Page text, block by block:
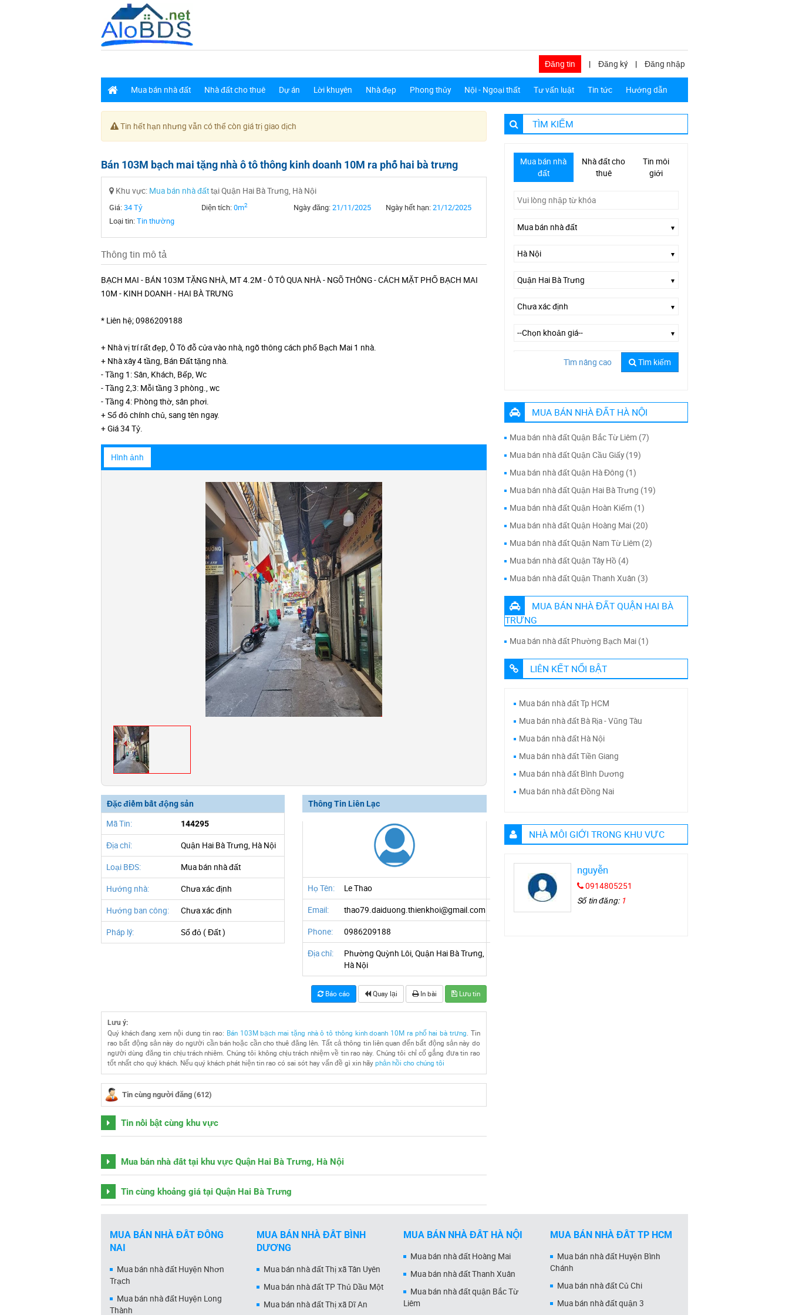
Đăng tin | Đăng ký | Đăng nhập
Mua bán nhà đất Nhà đất cho thuê Dự án Lời khuyên Nhà đẹp Phong thủy Nội - Ngoại thất Tư vấn luật Tin tức Hướng dẫn
Tin hết hạn nhưng vẫn có thể còn giá trị giao dịch
Bán 103M bạch mai tặng nhà ô tô thông kinh doanh 10M ra phố hai bà trưng
Khu vực: Mua bán nhà đấttại Quận Hai Bà Trưng, Hà Nội
Giá:34 Tỷ Diện tích:0m2 Ngày đăng:21/11/2025 Ngày hết hạn:21/12/2025
Loại tin:Tin thường
Thông tin mô tả
BẠCH MAI - BÁN 103M TẶNG NHÀ, MT 4.2M - Ô TÔ QUA NHÀ - NGÕ THÔNG - CÁCH MẶT PHỐ BẠCH MAI
10M - KINH DOANH - HAI BÀ TRƯNG
* Liên hệ; 0986209188
+ Nhà vị trí rất đẹp, Ô Tô đỗ cửa vào nhà, ngõ thông cách phố Bạch Mai 1 nhà.
+ Nhà xây 4 tầng, Bán Đất tặng nhà.
- Tầng 1: Sân, Khách, Bếp, Wc
- Tầng 2,3: Mỗi tầng 3 phòng., wc
- Tầng 4: Phòng thờ, sân phơi.
+ Sổ đỏ chính chủ, sang tên ngay.
+ Giá 34 Tỷ.
Hình ảnh
Đặc điểm bất động sản
Mã Tin: 144295
Địa chỉ: Quận Hai Bà Trưng, Hà Nội
Loại BĐS: Mua bán nhà đất
Hướng nhà: Chưa xác định
Hướng ban công: Chưa xác định
Pháp lý: Sổ đỏ ( Đất )
Thông Tin Liên Lạc
Họ Tên: Le Thao
Email: thao79.daiduong.thienkhoi@gmail.com
Phone: 0986209188
Địa chỉ:
Phường Quỳnh Lôi, Quận Hai Bà Trưng,
Hà Nội
Báo cáo Quay lại In bài Lưu tin
Lưu ý:
Quý khách đang xem nội dung tin rao: Bán 103M bạch mai tặng nhà ô tô thông kinh doanh 10M ra phố hai bà trưng. Tin
rao bất động sản này do người cần bán hoặc cần cho thuê đăng lên. Tất cả thông tin liên quan đến bất động sản này do
người dùng đăng tin chịu trách nhiêm. Chúng tôi không chịu trách nhiệm về tin rao này. Chúng tôi chỉ cố gắng đưa tin rao
tốt nhất cho quý khách. Nếu quý khách phát hiện tin rao có sai sót hay vấn đề gì xin hãy phản hồi cho chúng tôi
Tin cùng người đăng (612)
Tin nổi bật cùng khu vực
Mua bán nhà đất tại khu vực Quận Hai Bà Trưng, Hà Nội
Tin cùng khoảng giá tại Quận Hai Bà Trưng
TÌM KIẾM
Mua bán nhà
đất
Nhà đất cho
thuê
Tin môi
giới
Tìm nâng cao Tìm kiếm
MUA BÁN NHÀ ĐẤT HÀ NỘI
Mua bán nhà đất Quận Bắc Từ Liêm (7)
Mua bán nhà đất Quận Cầu Giấy (19)
Mua bán nhà đất Quận Hà Đông (1)
Mua bán nhà đất Quận Hai Bà Trưng (19)
Mua bán nhà đất Quận Hoàn Kiếm (1)
Mua bán nhà đất Quận Hoàng Mai (20)
Mua bán nhà đất Quận Nam Từ Liêm (2)
Mua bán nhà đất Quận Tây Hồ (4)
Mua bán nhà đất Quận Thanh Xuân (3)
MUA BÁN NHÀ ĐẤT QUẬN HAI BÀ
TRƯNG
Mua bán nhà đất Phường Bạch Mai (1)
LIÊN KẾT NỔI BẬT
Mua bán nhà đất Tp HCM
Mua bán nhà đất Bà Rịa - Vũng Tàu
Mua bán nhà đất Hà Nội
Mua bán nhà đất Tiền Giang
Mua bán nhà đất Bình Dương
Mua bán nhà đất Đồng Nai
NHÀ MÔI GIỚI TRONG KHU VỰC
nguyễn
0914805251
Số tin đăng: 1
MUA BÁN NHÀ ĐẤT ĐỒNG
NAI
Mua bán nhà đất Huyện Nhơn
Trạch
Mua bán nhà đất Huyện Long
Thành
MUA BÁN NHÀ ĐẤT BÌNH
DƯƠNG
Mua bán nhà đất Thị xã Tân Uyên
Mua bán nhà đất TP Thủ Dầu Một
Mua bán nhà đất Thị xã Dĩ An
MUA BÁN NHÀ ĐẤT HÀ NỘI
Mua bán nhà đất Hoàng Mai
Mua bán nhà đất Thanh Xuân
Mua bán nhà đất quận Bắc Từ
Liêm
MUA BÁN NHÀ ĐẤT TP HCM
Mua bán nhà đất Huyện Bình
Chánh
Mua bán nhà đất Củ Chi
Mua bán nhà đất quận 3